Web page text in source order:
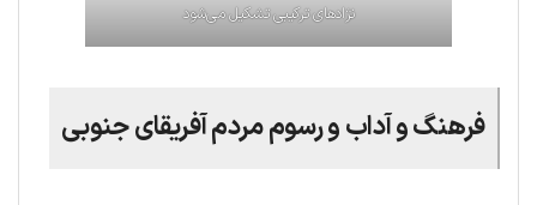
نژادهای ترکیبی تشکیل می‌شود
فرهنگ و آداب و رسوم مردم آفریقای جنوبی